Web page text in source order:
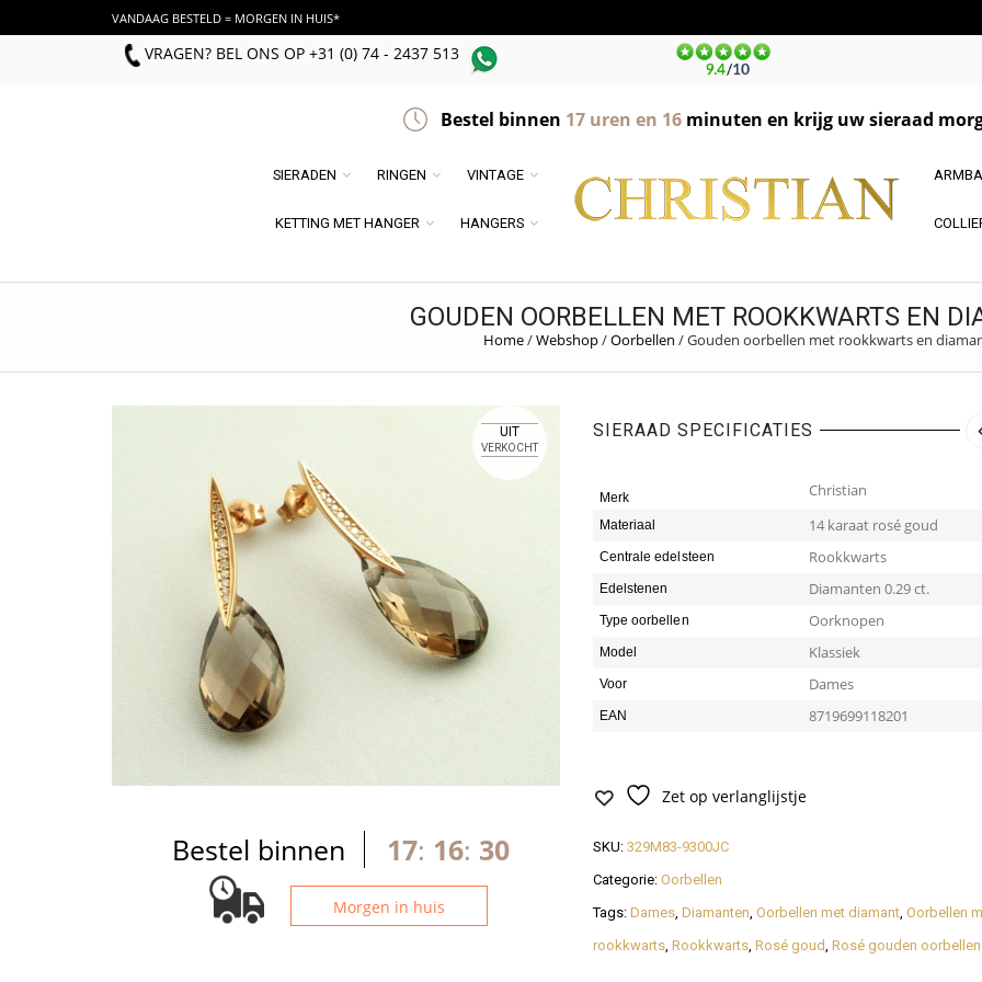
VANDAAG BESTELD = MORGEN IN HUIS*
VRAGEN? BEL ONS OP +31 (0) 74 - 2437 513
Bestel binnen 17uren en 16minuten en krijg uw sieraad
SIERADEN RINGEN VINTAGE
KETTING MET HANGER HANGERS
GOUDEN OORBELLEN MET ROOKKWARTS EN
Home/Webshop/Oorbellen /Gouden oorbellen met rookkwarts en
UIT
VERKOCHT
Bestel binnen 17: 16: 29
Morgen in huis
SIERAAD SPECIFICATIES
Merk Christian
Materiaal 14 karaat rosé goud
Centrale edelsteen Rookkwarts
Edelstenen Diamanten 0.29 ct.
Type oorbellen Oorknopen
Model Klassiek
Voor Dames
EAN 8719699118201
Zet op verlanglijstje
SKU: 329M83-9300JC
Categorie: Oorbellen
Tags: Dames, Diamanten Oorbellen met diamant, Oorbellen
rookkwarts, Rookkwarts, Rosé goud Rosé gouden oorbellen